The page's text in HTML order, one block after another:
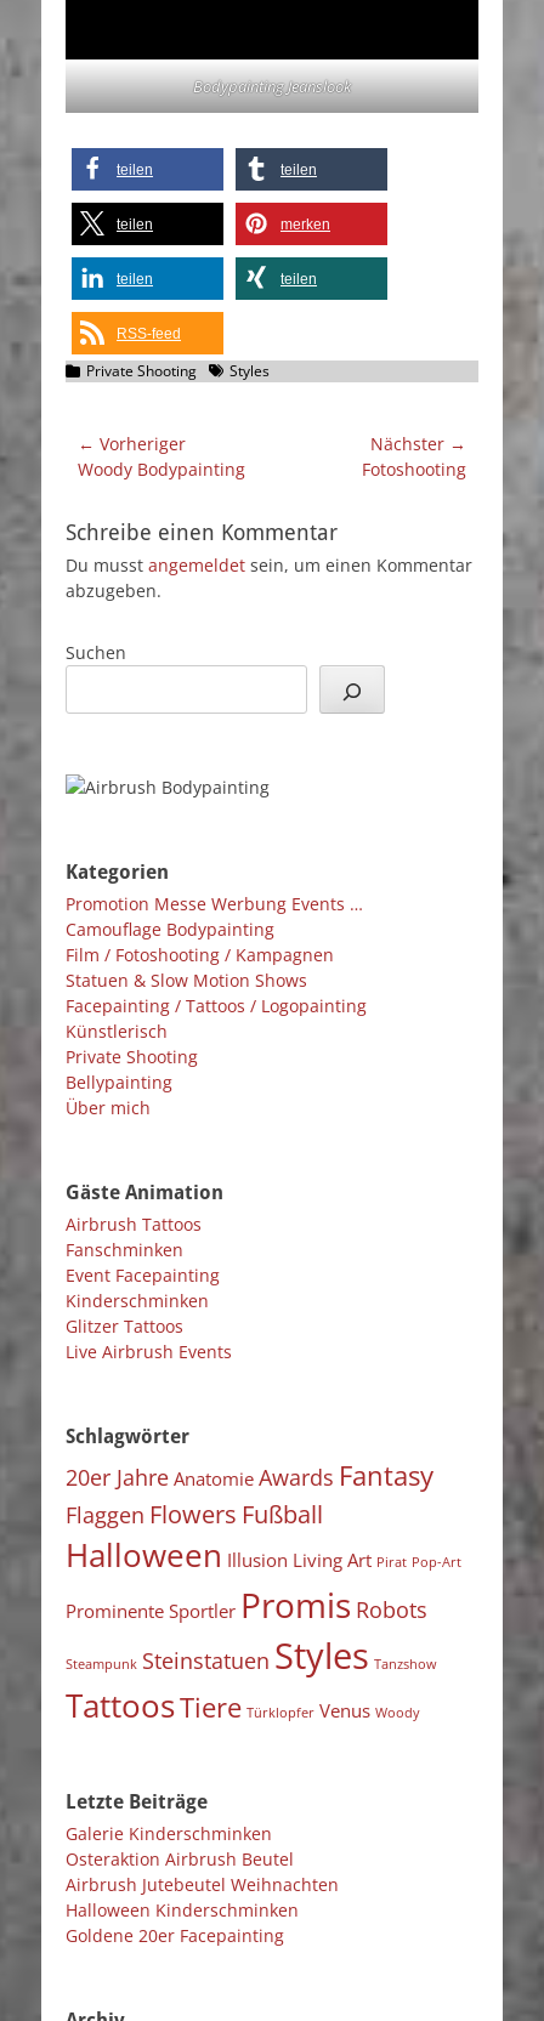
Bodypainting Jeanslook
teilen teilen
teilen merken
teilen teilen
RSS-feed
Kategorien
Private Shooting Schlagworte
Styles
Beitragsnavigation
← Vorheriger
Vorheriger
Woody Bodypainting
Nächster →
Fotoshooting
Schreibe einen Kommentar
Du musst angemeldet sein, um einen Kommentar
abzugeben.
Suchen
Kategorien
Promotion Messe Werbung Events …
Camouflage Bodypainting
Film / Fotoshooting / Kampagnen
Statuen & Slow Motion Shows
Facepainting / Tattoos / Logopainting
Künstlerisch
Private Shooting
Bellypainting
Über mich
Gäste Animation
Airbrush Tattoos
Fanschminken
Event Facepainting
Kinderschminken
Glitzer Tattoos
Live Airbrush Events
Schlagwörter
20er Jahre Anatomie Awards Fantasy
Flaggen Flowers Fußball
Halloween Illusion Living Art Pirat Pop-Art
Prominente Sportler Promis Robots
Steampunk Steinstatuen Styles Tanzshow
TattoosTiere Türklopfer Venus Woody
Letzte Beiträge
Galerie Kinderschminken
Osteraktion Airbrush Beutel
Airbrush Jutebeutel Weihnachten
Halloween Kinderschminken
Goldene 20er Facepainting